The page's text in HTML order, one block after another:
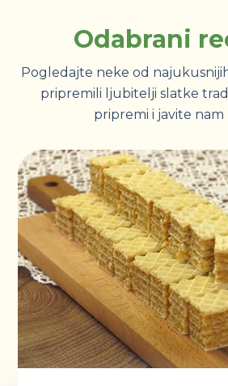
Odabrani
Pogledajte neke od
pripremili ljubitelji slatke
pripremi i javite nam